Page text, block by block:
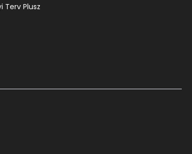
Terv Plusz